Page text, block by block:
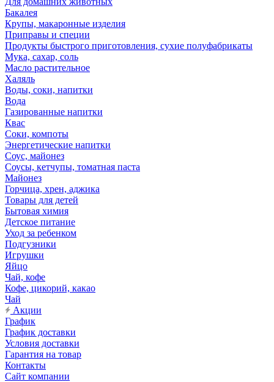
Бакалея
Крупы, макаронные изделия
Приправы и специи
Продукты быстрого приготовления, сухие полуфабрикаты
Мука, сахар, соль
Масло растительное
Халяль
Воды, соки, напитки
Вода
Газированные напитки
Квас
Соки, компоты
Энергетические напитки
Соус, майонез
Соусы, кетчупы, томатная паста
Майонез
Горчица, хрен, аджика
Товары для детей
Бытовая химия
Детское питание
Уход за ребенком
Подгузники
Игрушки
Яйцо
Чай, кофе
Кофе, цикорий, какао
Чай
Акции
График
График доставки
Условия доставки
Гарантия на товар
Контакты
Сайт компании